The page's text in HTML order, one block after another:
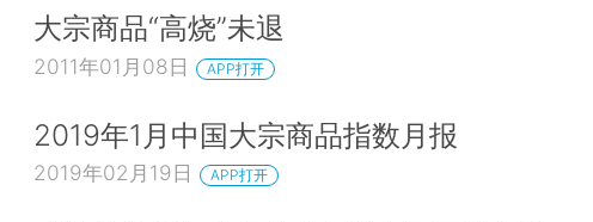
大宗商品“高烧”未退
2011年01月08日 APP打开
2019年1月中国大宗商品指数月报
2019年02月19日 APP打开